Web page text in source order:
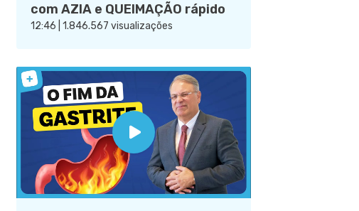
com AZIA e QUEIMAÇÃO rápido
12:46 | 1.846.567 visualizações